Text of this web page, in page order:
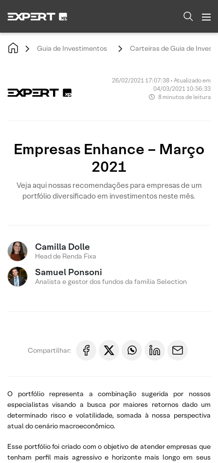
Guia de Investimentos Carteiras de Guia de
26/02/2021 17:07:38 • Atualizado em
04/03/2021 10:56:33
8 minutos de leitura
Empresas Enhance – Março
2021
Veja aqui nossas recomendações para empresas de um
portfólio diversificado em investimentos neste mês.
Camilla Dolle
Head de Renda Fixa
Samuel Ponsoni
Analista e gestor dos fundos da família Selection
Compartilhar:
O portfólio representa a combinação sugerida por nossos
especialistas visando a busca por maiores retornos dado um
determinado risco e volatilidade, somada à nossa perspectiva
atual do cenário macroeconômico.
Esse portfólio foi criado com o objetivo de atender empresas que
tenham perfil mais agressivo e horizonte mais longo em seus